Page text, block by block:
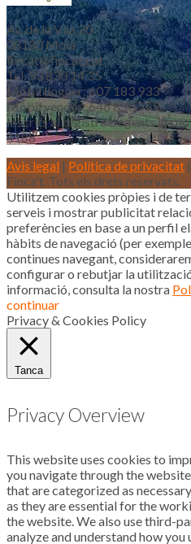
Av. de la Vila 20
08180 Moià
fincat@fincat.cat
Tel. 93 830 14 35
Mòbil lloguer: 607 183 933
Mòbil vendes: 646 853 559
Inscrits al registre d’agents
4188
Avis legal | Política de privacitat |
Finca't. Tots els drets reservats.
Utilitzem cookies pròpies i de
serveis i mostrar publicitat
preferències en base a un perfil
hàbits de navegació (per
continues navegant,
configurar o rebutjar la
informació, consulta la nostra
continuar
Privacy & Cookies Policy
Tanca
Privacy Overview
This website uses cookies to
you navigate through the
that are categorized as
as they are essential for the
the website. We also use third-
analyze and understand how you